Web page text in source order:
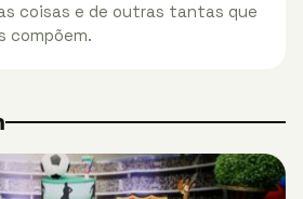
coisas e de outras tantas que
compõem.